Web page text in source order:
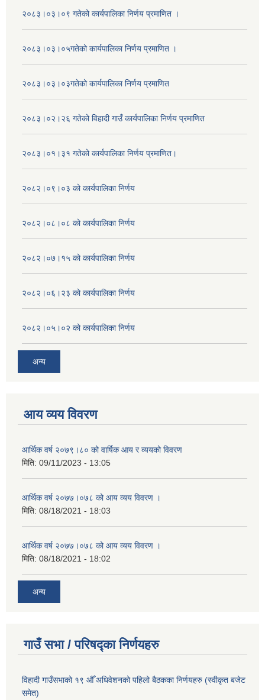
२०८३।०३।०९ गतेको कार्यपालिका निर्णय प्रमाणित ।
२०८३।०३।०५गतेको कार्यपालिका निर्णय प्रमाणित ।
२०८३।०३।०३गतेको कार्यपालिका निर्णय प्रमाणित
२०८३।०२।२६ गतेको विहादी गाउँ कार्यपालिका निर्णय प्रमाणित
२०८३।०१।३१ गतेको कार्यपालिका निर्णय प्रमाणित।
२०८२।०९।०३ को कार्यपालिका निर्णय
२०८२।०८।०८ को कार्यपालिका निर्णय
२०८२।०७।१५ को कार्यपालिका निर्णय
२०८२।०६।२३ को कार्यपालिका निर्णय
२०८२।०५।०२ को कार्यपालिका निर्णय
अन्य
आय व्यय विवरण
आर्थिक वर्ष २०७९।८० को वार्षिक आय र व्ययको विवरण
मिति: 09/11/2023 - 13:05
आर्थिक वर्ष २०७७।०७८ को आय व्यय विवरण ।
मिति: 08/18/2021 - 18:03
आर्थिक वर्ष २०७७।०७८ को आय व्यय विवरण ।
मिति: 08/18/2021 - 18:02
अन्य
गाउँ सभा / परिषद्का निर्णयहरु
विहादी गाउँसभाको १९ औँ अधिवेशनको पहिलो बैठकका निर्णयहरु (स्वीकृत बजेट
समेत)